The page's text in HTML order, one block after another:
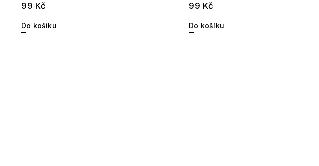
99 Kč
Do košíku
99 Kč
Do košíku